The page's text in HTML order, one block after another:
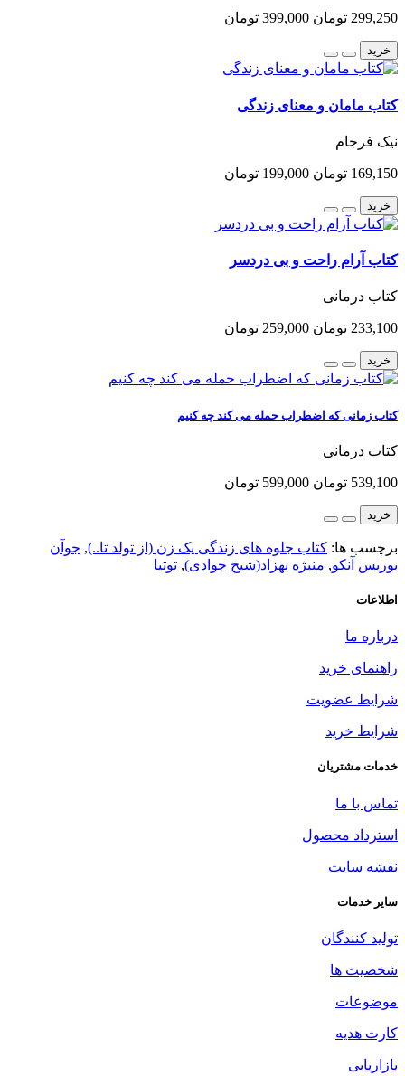
299,250 تومان 399,000 تومان
خرید
کتاب مامان و معنای زندگی
نیک فرجام
169,150 تومان 199,000 تومان
خرید
کتاب آرام راحت و بی دردسر
کتاب درمانی
233,100 تومان 259,000 تومان
خرید
کتاب زمانی که اضطراب حمله می کند چه کنیم
کتاب درمانی
539,100 تومان 599,000 تومان
خرید
برچسب ها: کتاب جلوه های زندگی یک زن (از تولد تا..), جوآن
بوریس آنکو, منیژه بهزاد(شیخ جوادی), توتیا
اطلاعات
درباره ما
راهنمای خرید
شرایط عضویت
شرایط خرید
خدمات مشتریان
تماس با ما
استرداد محصول
نقشه سایت
سایر خدمات
تولید کنندگان
شخصیت ها
موضوعات
کارت هدیه
بازاریابی